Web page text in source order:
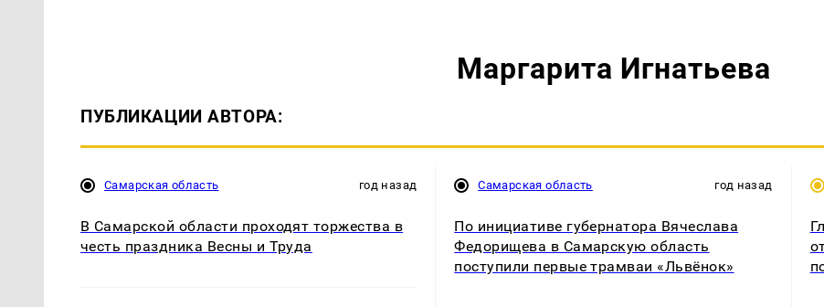
Маргарита Игнатьева
ПУБЛИКАЦИИ АВТОРА:
Самарская область год назад
В Самарской области проходят торжества в
честь праздника Весны и Труда
Самарская область год назад
По инициативе губернатора Вячеслава
Федорищева в Самарскую область
поступили первые трамваи «Львёнок»